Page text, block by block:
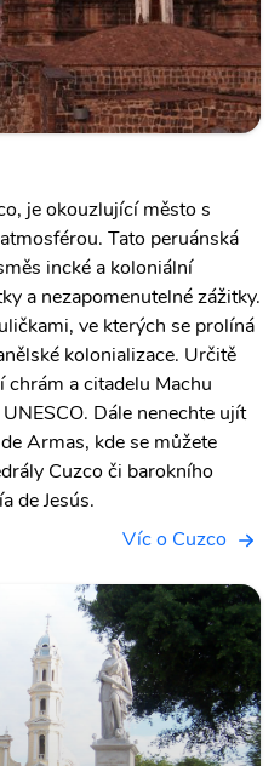
je okouzlující město s
Tato peruánská
incké a koloniální
a nezapomenutelné zážitky.
ve kterých se prolíná
kolonializace. Určitě
a citadelu Machu
Dále nenechte ujít
Armas, kde se můžete
Cuzco či barokního
de Jesús.
Víc o Cuzco